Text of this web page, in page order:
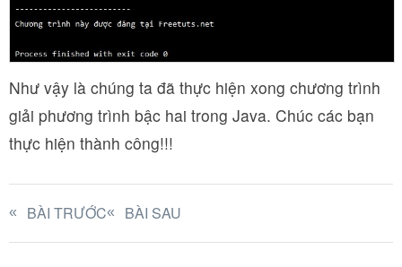
Như vậy là chúng ta đã thực hiện xong chương trình
giải phương trình bậc hai trong Java. Chúc các bạn
thực hiện thành công!!!
BÀI TRƯỚC BÀI SAU